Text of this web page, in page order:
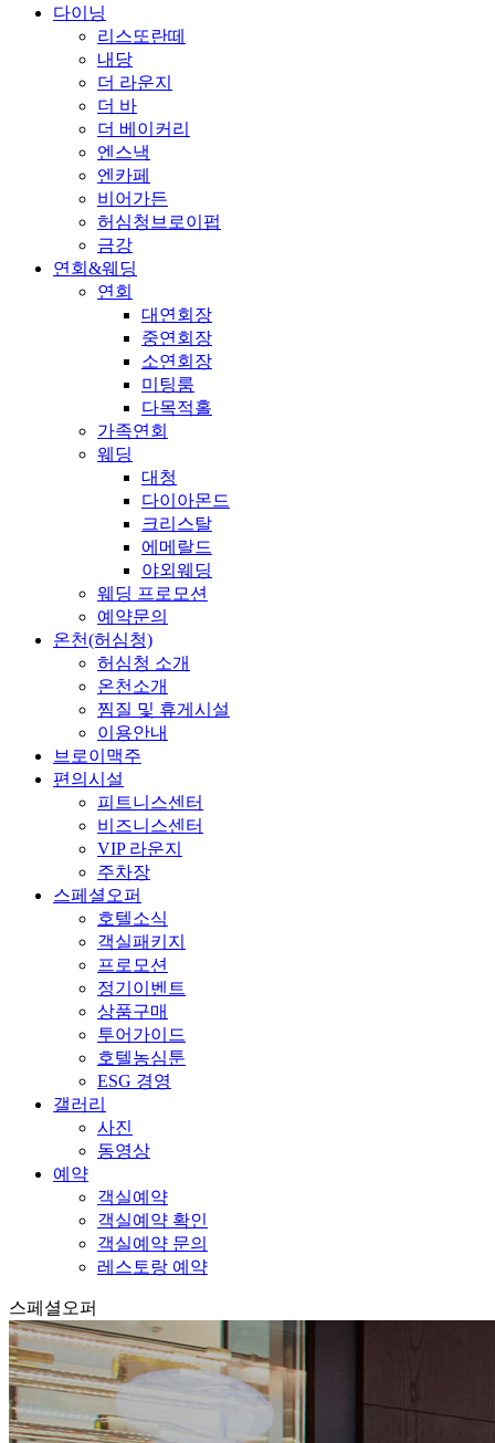
다이닝
리스또란떼
내당
더 라운지
더 바
더 베이커리
엔스낵
엔카페
비어가든
허심청브로이펍
금강
연회&웨딩
연회
대연회장
중연회장
소연회장
미팅룸
다목적홀
가족연회
웨딩
대청
다이아몬드
크리스탈
에메랄드
야외웨딩
웨딩 프로모션
예약문의
온천(허심청)
허심청 소개
온천소개
찜질 및 휴게시설
이용안내
브로이맥주
편의시설
피트니스센터
비즈니스센터
VIP 라운지
주차장
스페셜오퍼
호텔소식
객실패키지
프로모션
정기이벤트
상품구매
투어가이드
호텔농심툰
ESG 경영
갤러리
사진
동영상
예약
객실예약
객실예약 확인
객실예약 문의
레스토랑 예약
스페셜오퍼